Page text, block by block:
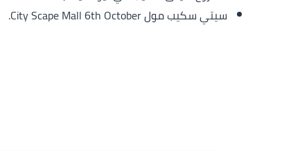
سيتي سكيب مول City Scape Mall 6th October.